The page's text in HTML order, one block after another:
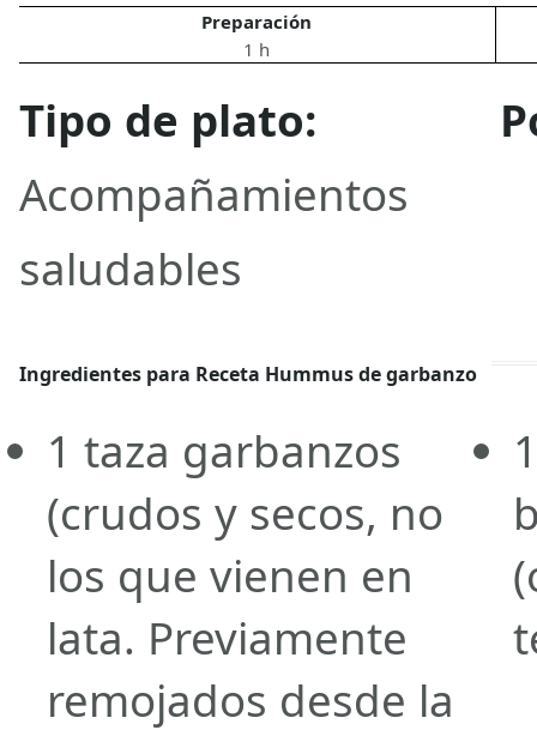
Preparación
1 h
Tipo de plato:
Acompañamientos
saludables
Ingredientes para Receta Hummus de garbanzo
1 taza garbanzos
(crudos y secos, no
los que vienen en
lata. Previamente
remojados desde la